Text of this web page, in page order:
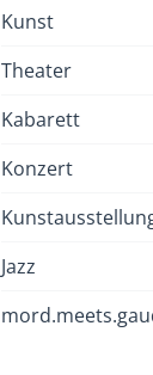
Kunst
Theater
Kabarett
Konzert
Jazz